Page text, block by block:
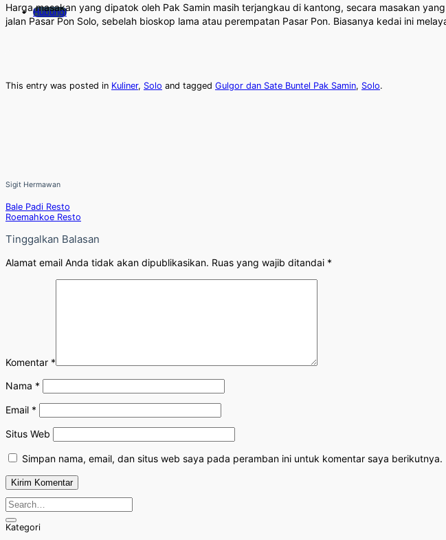
Hubungi
Harga masakan yang dipatok oleh Pak Samin masih terjangkau di kantong, secara masakan
jalan Pasar Pon Solo, sebelah bioskop lama atau perempatan Pasar Pon. Biasanya kedai ini
This entry was posted in Kuliner, Solo and tagged Gulgor dan Sate Buntel Pak Samin, Solo.
Sigit Hermawan
Bale Padi Resto
Roemahkoe Resto
Tinggalkan Balasan
Alamat email Anda tidak akan dipublikasikan. Ruas yang wajib ditandai *
Komentar *
Nama *
Email *
Situs Web
Simpan nama, email, dan situs web saya pada peramban ini untuk komentar saya berikutnya.
Kategori